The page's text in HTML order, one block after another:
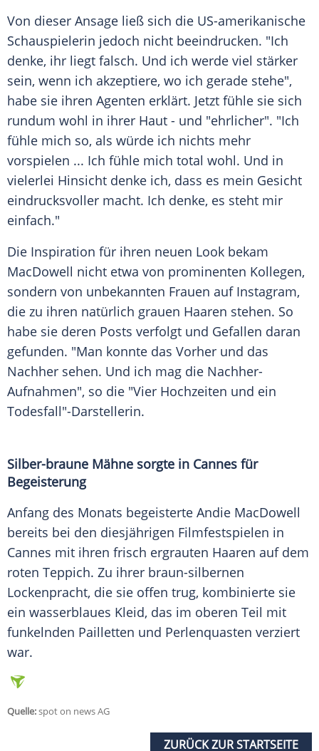
Von dieser Ansage ließ sich die US-amerikanische
Schauspielerin jedoch nicht beeindrucken. "Ich
denke, ihr liegt falsch. Und ich werde viel stärker
sein, wenn ich akzeptiere, wo ich gerade stehe",
habe sie ihren Agenten erklärt. Jetzt fühle sie sich
rundum wohl in ihrer Haut - und "ehrlicher". "Ich
fühle mich so, als würde ich nichts mehr
vorspielen ... Ich fühle mich total wohl. Und in
vielerlei Hinsicht denke ich, dass es mein Gesicht
eindrucksvoller macht. Ich denke, es steht mir
einfach."
Die Inspiration für ihren neuen Look bekam
MacDowell nicht etwa von prominenten Kollegen,
sondern von unbekannten Frauen auf Instagram,
die zu ihren natürlich grauen Haaren stehen. So
habe sie deren Posts verfolgt und Gefallen daran
gefunden. "Man konnte das Vorher und das
Nachher sehen. Und ich mag die Nachher-
Aufnahmen", so die "Vier Hochzeiten und ein
Todesfall"-Darstellerin.
Silber-braune Mähne sorgte in Cannes für
Begeisterung
Anfang des Monats begeisterte Andie MacDowell
bereits bei den diesjährigen Filmfestspielen in
Cannes mit ihren frisch ergrauten Haaren auf dem
roten Teppich. Zu ihrer braun-silbernen
Lockenpracht, die sie offen trug, kombinierte sie
ein wasserblaues Kleid, das im oberen Teil mit
funkelnden Pailletten und Perlenquasten verziert
war.
Quelle:spot on news AG
ZURÜCK ZUR STARTSEITE